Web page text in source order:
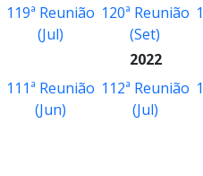
119ª Reunião
(Jul)
120ª Reunião
(Set)
2022
111ª Reunião
(Jun)
112ª Reunião
(Jul)